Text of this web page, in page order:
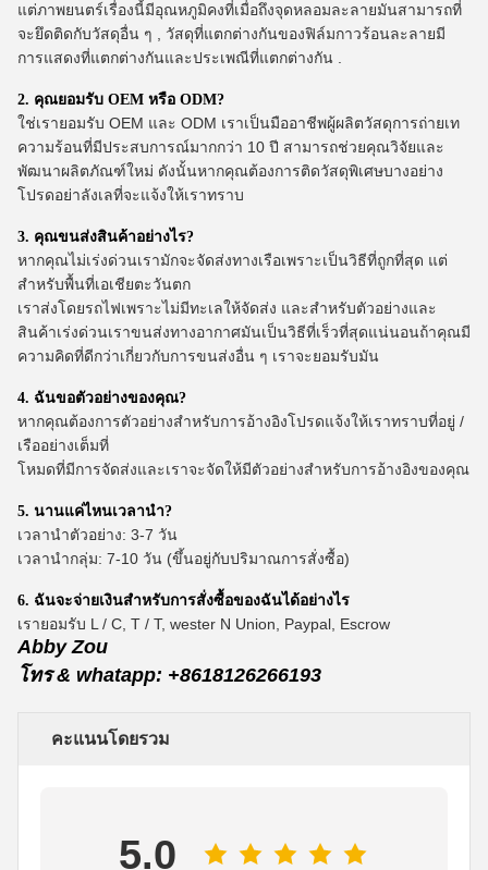
แต่ภาพยนตร์เรื่องนี้มีอุณหภูมิคงที่เมื่อถึงจุดหลอมละลายมันสามารถที่
จะยึดติดกับวัสดุอื่น ๆ , วัสดุที่แตกต่างกันของฟิล์มกาวร้อนละลายมี
การแสดงที่แตกต่างกันและประเพณีที่แตกต่างกัน .
2. คุณยอมรับ OEM หรือ ODM?
ใช่เรายอมรับ OEM และ ODM เราเป็นมืออาชีพผู้ผลิตวัสดุการถ่ายเท
ความร้อนที่มีประสบการณ์มากกว่า 10 ปี สามารถช่วยคุณวิจัยและ
พัฒนาผลิตภัณฑ์ใหม่ ดังนั้นหากคุณต้องการติดวัสดุพิเศษบางอย่าง
โปรดอย่าลังเลที่จะแจ้งให้เราทราบ
3. คุณขนส่งสินค้าอย่างไร?
หากคุณไม่เร่งด่วนเรามักจะจัดส่งทางเรือเพราะเป็นวิธีที่ถูกที่สุด แต่
สำหรับพื้นที่เอเชียตะวันตก
เราส่งโดยรถไฟเพราะไม่มีทะเลให้จัดส่ง และสำหรับตัวอย่างและ
สินค้าเร่งด่วนเราขนส่งทางอากาศมันเป็นวิธีที่เร็วที่สุดแน่นอนถ้าคุณมี
ความคิดที่ดีกว่าเกี่ยวกับการขนส่งอื่น ๆ เราจะยอมรับมัน
4. ฉันขอตัวอย่างของคุณ?
หากคุณต้องการตัวอย่างสำหรับการอ้างอิงโปรดแจ้งให้เราทราบที่อยู่ /
เรืออย่างเต็มที่
โหมดที่มีการจัดส่งและเราจะจัดให้มีตัวอย่างสำหรับการอ้างอิงของคุณ
5. นานแค่ไหนเวลานำ?
เวลานำตัวอย่าง: 3-7 วัน
เวลานำกลุ่ม: 7-10 วัน (ขึ้นอยู่กับปริมาณการสั่งซื้อ)
6. ฉันจะจ่ายเงินสำหรับการสั่งซื้อของฉันได้อย่างไร
เรายอมรับ L / C, T / T, wester N Union, Paypal, Escrow
Abby Zou
โทร & whatapp: +8618126266193
คะแนนโดยรวม
5.0